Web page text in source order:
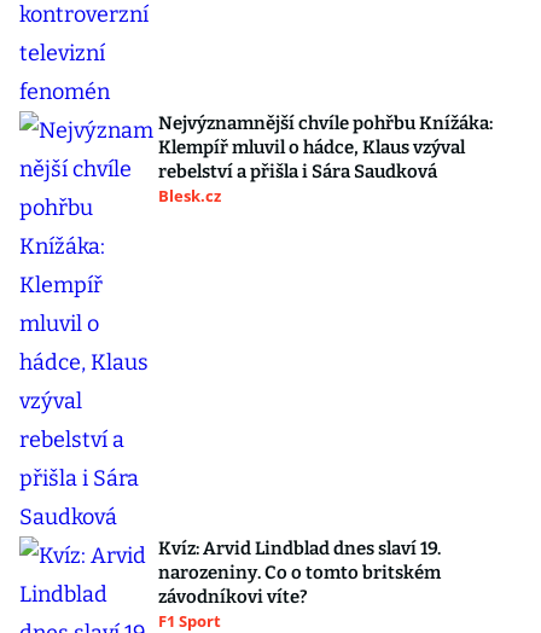
Nejvýznamnější chvíle pohřbu Knížáka:
Klempíř mluvil o hádce, Klaus vzýval
rebelství a přišla i Sára Saudková
Blesk.cz
Kvíz: Arvid Lindblad dnes slaví 19.
narozeniny. Co o tomto britském
závodníkovi víte?
F1 Sport